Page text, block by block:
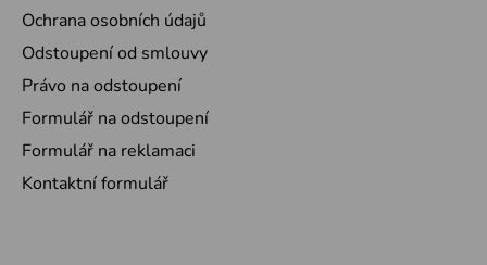
Ochrana osobních údajů
Odstoupení od smlouvy
Právo na odstoupení
Formulář na odstoupení
Formulář na reklamaci
Kontaktní formulář